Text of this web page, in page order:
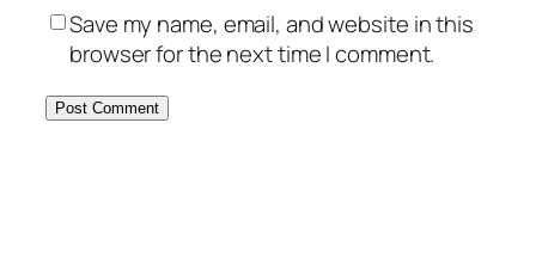
Save my name, email, and website in this
browser for the next time I comment.